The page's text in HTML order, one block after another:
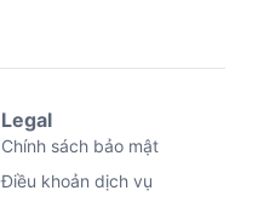
Legal
Chính sách bảo mật
Điều khoản dịch vụ